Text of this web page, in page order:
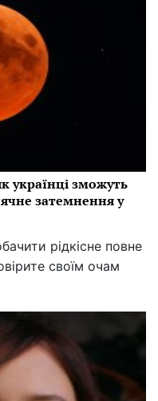
українці зможуть
затемнення у
рідкісне повне
своїм очам